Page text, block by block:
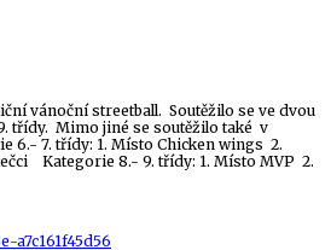
vánoční streetball. Soutěžilo se ve dvou
třídy. Mimo jiné se soutěžilo také v
6.- 7. třídy: 1. Místo Chicken wings 2.
Kategorie 8.- 9. třídy: 1. Místo MVP 2.